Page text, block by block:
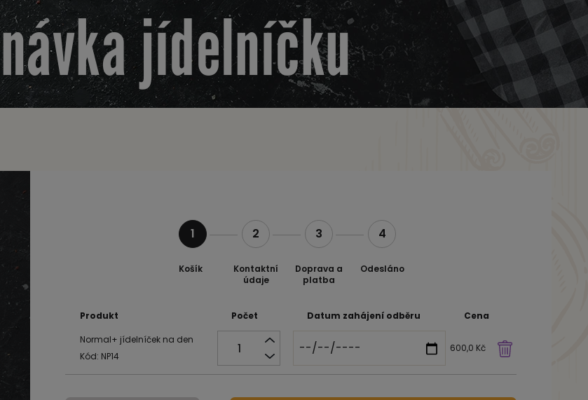
jídelníčku
1
Košík
2
Kontaktní
údaje
3
Doprava a
platba
4
Odesláno
Produkt Počet Datum zahájení odběru
Cena
Normal+ jídelníček na den
Kód: NP14
600,0 Kč